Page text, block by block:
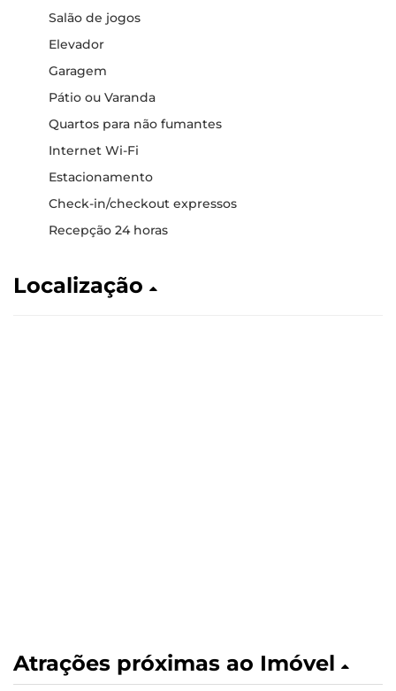
Salão de jogos
Elevador
Garagem
Pátio ou Varanda
Quartos para não fumantes
Internet Wi-Fi
Estacionamento
Check-in/checkout expressos
Recepção 24 horas
Localização
Atrações próximas ao Imóvel